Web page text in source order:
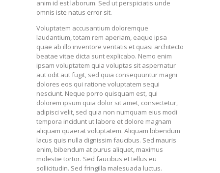
anim id est laborum. Sed ut perspiciatis unde
omnis iste natus error sit.
Voluptatem accusantium doloremque
laudantium, totam rem aperiam, eaque ipsa
quae ab illo inventore veritatis et quasi architecto
beatae vitae dicta sunt explicabo. Nemo enim
ipsam voluptatem quia voluptas sit aspernatur
aut odit aut fugit, sed quia consequuntur magni
dolores eos qui ratione voluptatem sequi
nesciunt. Neque porro quisquam est, qui
dolorem ipsum quia dolor sit amet, consectetur,
adipisci velit, sed quia non numquam eius modi
tempora incidunt ut labore et dolore magnam
aliquam quaerat voluptatem. Aliquam bibendum
lacus quis nulla dignissim faucibus. Sed mauris
enim, bibendum at purus aliquet, maximus
molestie tortor. Sed faucibus et tellus eu
sollicitudin. Sed fringilla malesuada luctus.